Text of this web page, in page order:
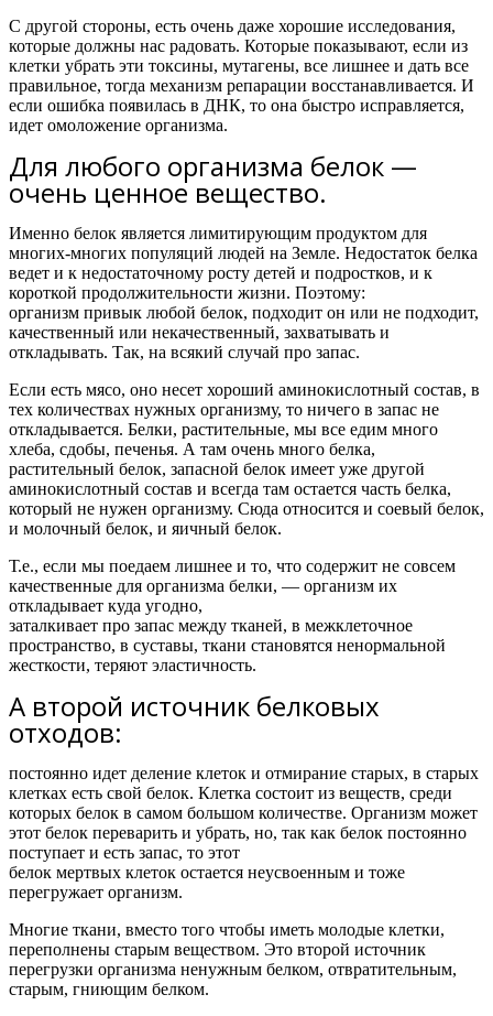
С другой стороны, есть очень даже хорошие исследования,
которые должны нас радовать. Которые показывают, если из
клетки убрать эти токсины, мутагены, все лишнее и дать все
правильное, тогда механизм репарации восстанавливается. И
если ошибка появилась в ДНК, то она быстро исправляется,
идет омоложение организма.
Для любого организма белок —
очень ценное вещество.
Именно белок является лимитирующим продуктом для
многих-многих популяций людей на Земле. Недостаток белка
ведет и к недостаточному росту детей и подростков, и к
короткой продолжительности жизни. Поэтому:
организм привык любой белок, подходит он или не подходит,
качественный или некачественный, захватывать и
откладывать. Так, на всякий случай про запас.
Если есть мясо, оно несет хороший аминокислотный состав, в
тех количествах нужных организму, то ничего в запас не
откладывается. Белки, растительные, мы все едим много
хлеба, сдобы, печенья. А там очень много белка,
растительный белок, запасной белок имеет уже другой
аминокислотный состав и всегда там остается часть белка,
который не нужен организму. Сюда относится и соевый белок,
и молочный белок, и яичный белок.
Т.е., если мы поедаем лишнее и то, что содержит не совсем
качественные для организма белки, — организм их
откладывает куда угодно,
заталкивает про запас между тканей, в межклеточное
пространство, в суставы, ткани становятся ненормальной
жесткости, теряют эластичность.
А второй источник белковых
отходов:
постоянно идет деление клеток и отмирание старых, в старых
клетках есть свой белок. Клетка состоит из веществ, среди
которых белок в самом большом количестве. Организм может
этот белок переварить и убрать, но, так как белок постоянно
поступает и есть запас, то этот
белок мертвых клеток остается неусвоенным и тоже
перегружает организм.
Многие ткани, вместо того чтобы иметь молодые клетки,
переполнены старым веществом. Это второй источник
перегрузки организма ненужным белком, отвратительным,
старым, гниющим белком.